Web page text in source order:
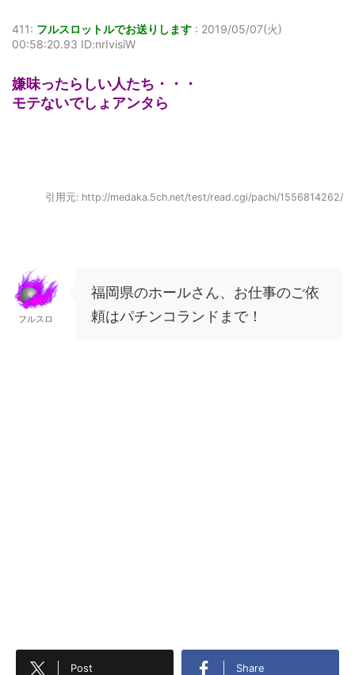
411: フルスロットルでお送りします : 2019/05/07(火)
00:58:20.93 ID:nrIvisiW
嫌味ったらしい人たち・・・
モテないでしょアンタら
引用元: http://medaka.5ch.net/test/read.cgi/pachi/1556814262/
フルスロ
福岡県のホールさん、お仕事のご依
頼はパチンコランドまで！
Post Share